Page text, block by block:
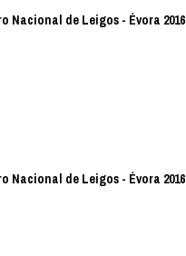
Nacional de Leigos - Évora 2016
Nacional de Leigos - Évora 2016